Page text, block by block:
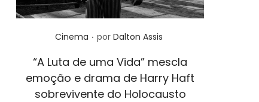
Posted in
Cinema . por Dalton Assis
“A Luta de uma Vida” mescla
emoção e drama de Harry Haft
sobrevivente do Holocausto